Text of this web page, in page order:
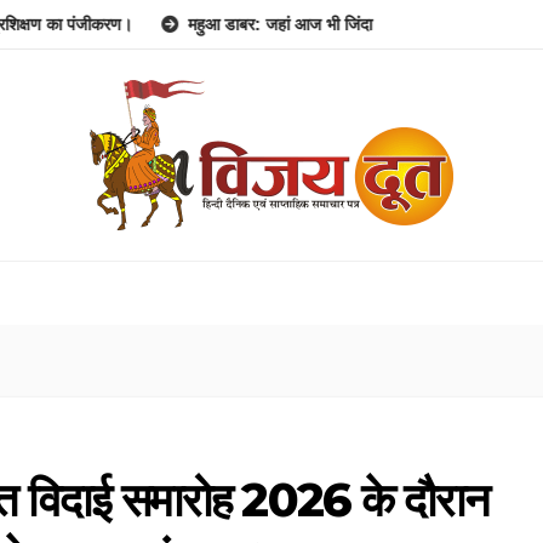
महुआ डाबर: जहां आज भी जिंदा है 1857 की क्रांति की गूंज।
समारोह 2026 के दौरान